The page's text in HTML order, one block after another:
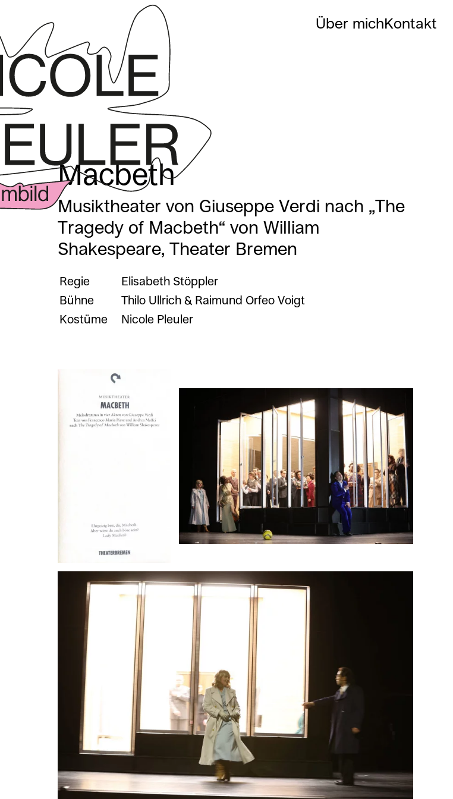
Über michKontakt
Macbeth
Musiktheater von Giuseppe Verdi nach „The
Tragedy of Macbeth“ von William
Shakespeare, Theater Bremen
Regie
Elisabeth Stöppler
Bühne
Thilo Ullrich & Raimund Orfeo Voigt
Kostüme
Nicole Pleuler